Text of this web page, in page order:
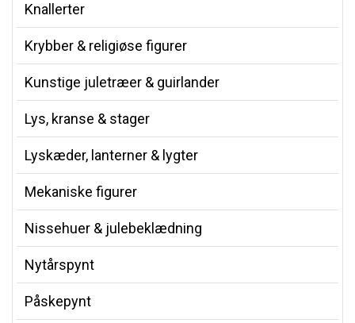
Knallerter
Krybber & religiøse figurer
Kunstige juletræer & guirlander
Lys, kranse & stager
Lyskæder, lanterner & lygter
Mekaniske figurer
Nissehuer & julebeklædning
Nytårspynt
Påskepynt